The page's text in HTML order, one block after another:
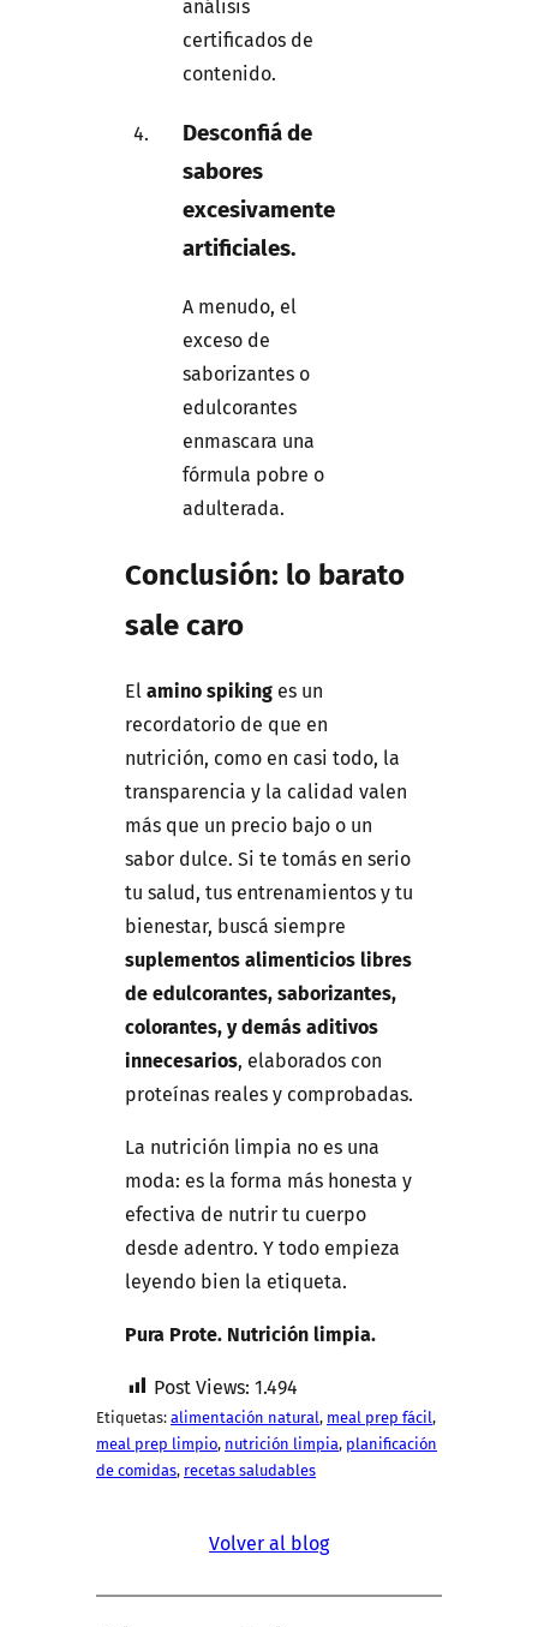
análisis
certificados de
contenido.
Desconfiá de
sabores
excesivamente
artificiales.
A menudo, el
exceso de
saborizantes o
edulcorantes
enmascara una
fórmula pobre o
adulterada.
Conclusión: lo barato
sale caro
El amino spiking es un
recordatorio de que en
nutrición, como en casi todo, la
transparencia y la calidad valen
más que un precio bajo o un
sabor dulce. Si te tomás en serio
tu salud, tus entrenamientos y tu
bienestar, buscá siempre
suplementos alimenticios libres
de edulcorantes, saborizantes,
colorantes, y demás aditivos
innecesarios, elaborados con
proteínas reales y comprobadas.
La nutrición limpia no es una
moda: es la forma más honesta y
efectiva de nutrir tu cuerpo
desde adentro. Y todo empieza
leyendo bien la etiqueta.
Pura Prote. Nutrición limpia.
Post Views: 1.494
Etiquetas: alimentación natural, meal prep fácil
meal prep limpio, nutrición limpia, planificación
de comidas, recetas saludables
Volver al blog